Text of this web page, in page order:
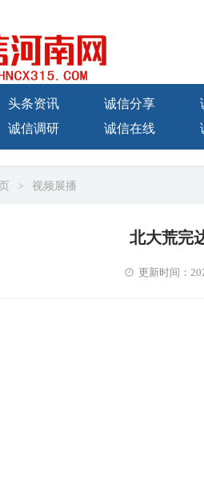
头条资讯 诚信分享
诚信调研 诚信在线
> 视频展播
北大荒完
更新时间：